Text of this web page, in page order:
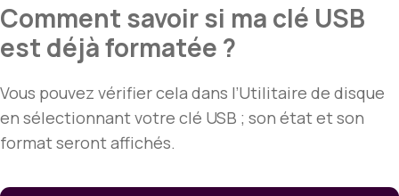
Comment savoir si ma clé USB
est déjà formatée ?
Vous pouvez vérifier cela dans l’Utilitaire de disque
en sélectionnant votre clé USB ; son état et son
format seront affichés.